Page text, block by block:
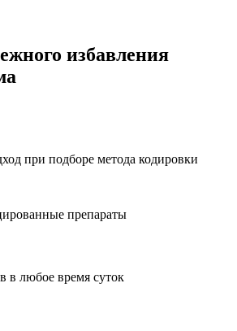
избавления
при подборе метода кодировки
препараты
в любое время суток